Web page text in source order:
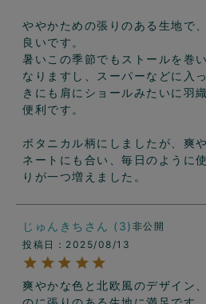
ややかための張りのある生地で
良いです。
暑いこの季節でもストールを巻
なりますし、スーパーなどに入
きにも肩にショールみたいに羽
便利です。
ボタニカル柄にしましたが、爽
ネートにも合い、毎日のように
りが一つ増えました。
じゅんきち 3 非公開
投稿日
2025/08/13
爽やかな色と北欧風のデザイン